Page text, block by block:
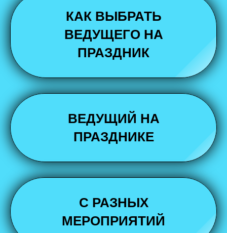
КАК ВЫБРАТЬ
ВЕДУЩЕГО НА
ПРАЗДНИК
ВЕДУЩИЙ НА
ПРАЗДНИКЕ
С РАЗНЫХ
МЕРОПРИЯТИЙ